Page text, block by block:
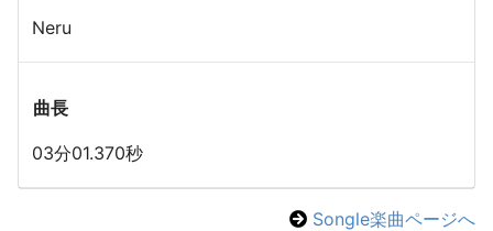
Neru
曲長
03分01.370秒
Songle楽曲ページへ